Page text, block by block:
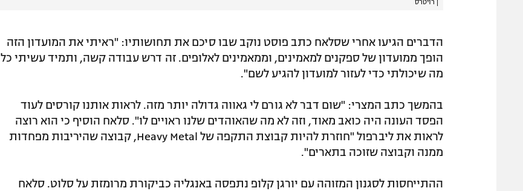
| רויטרס
הדברים הגיעו אחרי שסלאח כתב פוסט נוקב שבו סיכם את תחושותיו: "ראיתי את המועדון הזה
הופך ממועדון של ספקנים למאמינים, וממאמינים לאלופים. זה דרש עבודה קשה, ותמיד עשיתי כל
מה שיכולתי כדי לעזור למועדון להגיע לשם".
בהמשך כתב המצרי: "שום דבר לא גורם לי גאווה גדולה יותר מזה. לראות אותנו קורסים לעוד
הפסד העונה היה כואב מאוד, וזה לא מה שהאוהדים שלנו ראויים לו". סלאח הוסיף כי הוא רוצה
לראות את ליברפול "חוזרת להיות קבוצת התקפה של Heavy Metal, קבוצה שהיריבות מפחדות
ממנה וקבוצה שזוכה בתארים".
ההתייחסות לסגנון המזוהה עם יורגן קלופ נתפסה באנגליה כביקורת מרומזת על סלוט. סלאח